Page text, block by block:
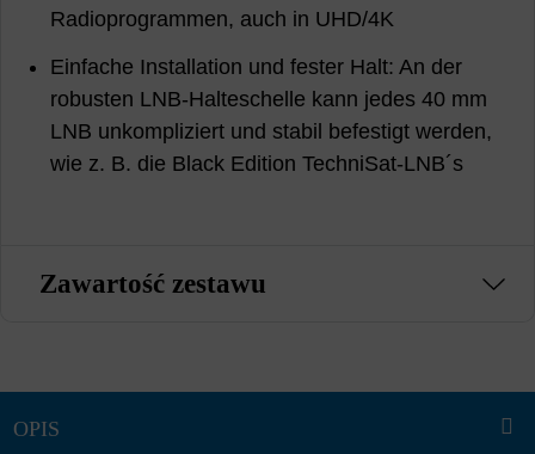
Radioprogrammen, auch in UHD/4K
Einfache Installation und fester Halt: An der
robusten LNB-Halteschelle kann jedes 40 mm
LNB unkompliziert und stabil befestigt werden,
wie z. B. die Black Edition TechniSat-LNB´s
Zawartość zestawu